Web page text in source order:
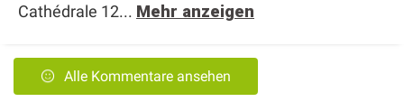
Cathédrale 12... Mehr anzeigen
Alle Kommentare ansehen